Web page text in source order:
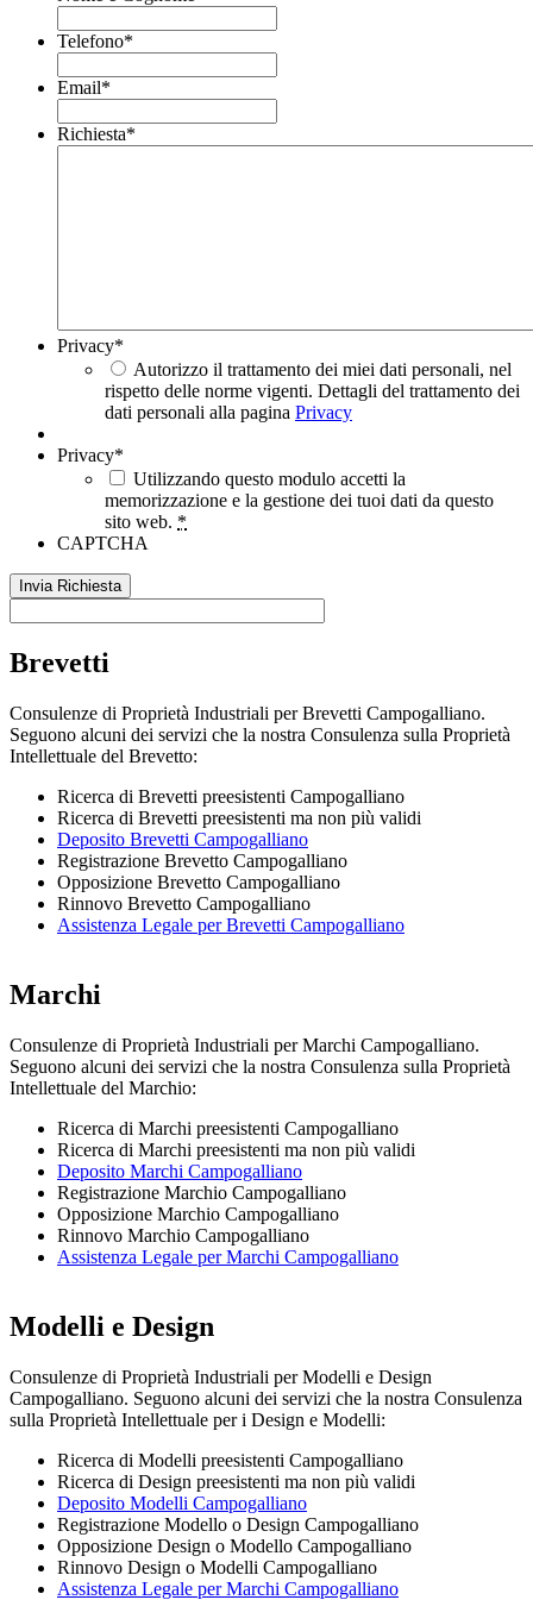
Telefono*
Email*
Richiesta*
Privacy*
Autorizzo il trattamento dei miei dati personali, nel
rispetto delle norme vigenti. Dettagli del trattamento dei
dati personali alla pagina Privacy
Privacy*
Utilizzando questo modulo accetti la
memorizzazione e la gestione dei tuoi dati da questo
sito web. *
CAPTCHA
Brevetti
Consulenze di Proprietà Industriali per Brevetti Campogalliano.
Seguono alcuni dei servizi che la nostra Consulenza sulla Proprietà
Intellettuale del Brevetto:
Ricerca di Brevetti preesistenti Campogalliano
Ricerca di Brevetti preesistenti ma non più validi
Deposito Brevetti Campogalliano
Registrazione Brevetto Campogalliano
Opposizione Brevetto Campogalliano
Rinnovo Brevetto Campogalliano
Assistenza Legale per Brevetti Campogalliano
Marchi
Consulenze di Proprietà Industriali per Marchi Campogalliano.
Seguono alcuni dei servizi che la nostra Consulenza sulla Proprietà
Intellettuale del Marchio:
Ricerca di Marchi preesistenti Campogalliano
Ricerca di Marchi preesistenti ma non più validi
Deposito Marchi Campogalliano
Registrazione Marchio Campogalliano
Opposizione Marchio Campogalliano
Rinnovo Marchio Campogalliano
Assistenza Legale per Marchi Campogalliano
Modelli e Design
Consulenze di Proprietà Industriali per Modelli e Design
Campogalliano. Seguono alcuni dei servizi che la nostra Consulenza
sulla Proprietà Intellettuale per i Design e Modelli:
Ricerca di Modelli preesistenti Campogalliano
Ricerca di Design preesistenti ma non più validi
Deposito Modelli Campogalliano
Registrazione Modello o Design Campogalliano
Opposizione Design o Modello Campogalliano
Rinnovo Design o Modelli Campogalliano
Assistenza Legale per Marchi Campogalliano